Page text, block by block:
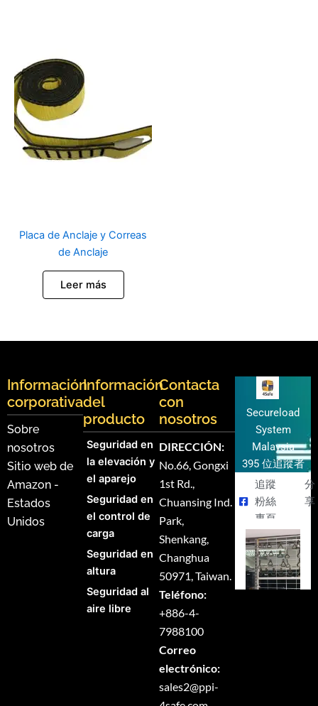
Placa de Anclaje y Correas
de Anclaje
Leer más
Información
corporativa
Sobre
nosotros
Sitio web de
Amazon -
Estados
Unidos
Información
del
producto
Seguridad en
la elevación y
el aparejo
Seguridad en
el control de
carga
Seguridad en
altura
Seguridad al
aire libre
Contacta
con
nosotros
DIRECCIÓN:
No.66, Gongxi
1st Rd.,
Chuansing Ind.
Park,
Shenkang,
Changhua
50971, Taiwan.
Teléfono:
+886-4-
7988100
Correo
electrónico:
sales2@ppi-
Secureload
System
Malaysia
395 位追蹤者
追蹤
粉絲
專頁
分
享